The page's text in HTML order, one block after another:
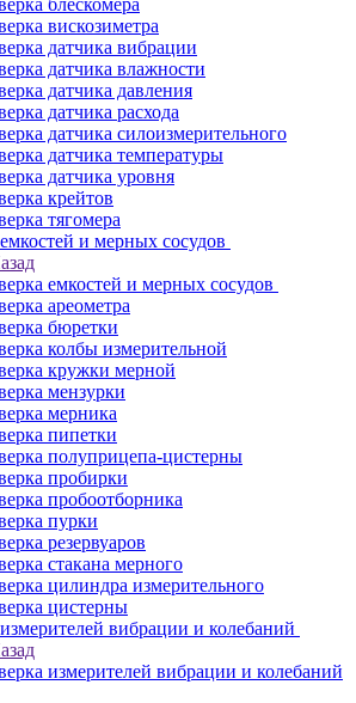
блескомера
вискозиметра
датчика вибрации
датчика влажности
датчика давления
датчика расхода
датчика силоизмерительного
датчика температуры
датчика уровня
крейтов
тягомера
и мерных сосудов
емкостей и мерных сосудов
ареометра
бюретки
колбы измерительной
кружки мерной
мензурки
мерника
пипетки
полуприцепа-цистерны
пробирки
пробоотборника
пурки
резервуаров
стакана мерного
цилиндра измерительного
цистерны
вибрации и колебаний
измерителей вибрации и колебаний